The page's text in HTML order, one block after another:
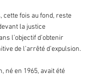
cette fois au fond, reste
la justice
l’objectif d’obtenir
de l’arrêté d’expulsion.
né en 1965, avait été